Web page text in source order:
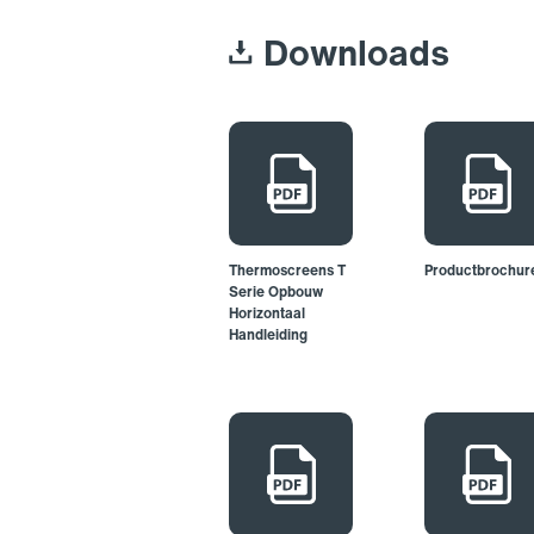
Downloads
Thermoscreens T
Serie Opbouw
Horizontaal
Handleiding